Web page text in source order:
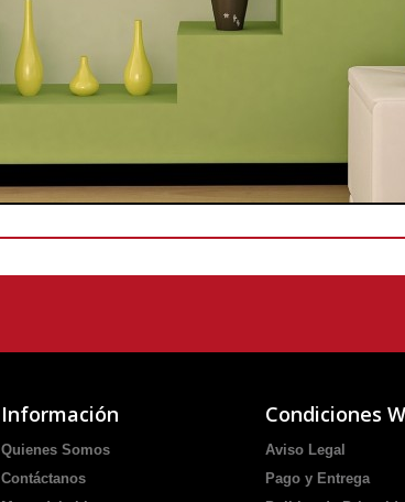
Información
Quienes Somos
Contáctanos
Condiciones
Aviso Legal
Pago y Entrega